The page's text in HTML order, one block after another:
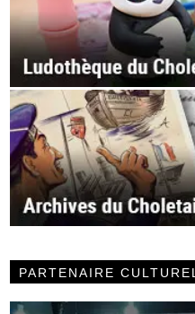
PARTENAIRE CULTUREL